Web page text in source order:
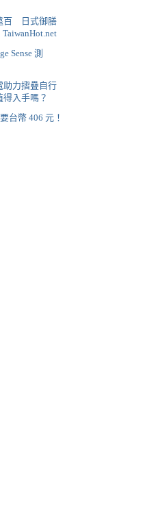
百 日式御膳
Sense 測
助力摺疊自行
入手嗎？
台幣 406 元！